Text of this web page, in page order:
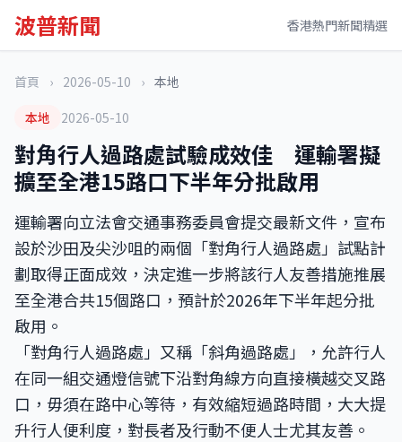
波普新聞 香港熱門新聞精選
首頁 › 2026-05-10 › 本地
本地
2026-05-10
對角行人過路處試驗成效佳 運輸署擬
擴至全港15路口下半年分批啟用
運輸署向立法會交通事務委員會提交最新文件，宣布
設於沙田及尖沙咀的兩個「對角行人過路處」試點計
劃取得正面成效，決定進一步將該行人友善措施推展
至全港合共15個路口，預計於2026年下半年起分批
啟用。
「對角行人過路處」又稱「斜角過路處」，允許行人
在同一組交通燈信號下沿對角線方向直接橫越交叉路
口，毋須在路中心等待，有效縮短過路時間，大大提
升行人便利度，對長者及行動不便人士尤其友善。